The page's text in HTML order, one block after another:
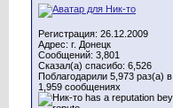
Регистрация: 26.12.2009
Адрес: г. Донецк
Сообщений: 3,801
Сказал(а) спасибо: 6,526
Поблагодарили 5,973 раз(а) в
1,959 сообщениях